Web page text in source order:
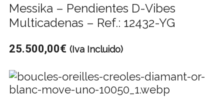
Messika – Pendientes D-Vibes
Multicadenas – Ref.: 12432-YG
25.500,00€ (Iva Incluido)